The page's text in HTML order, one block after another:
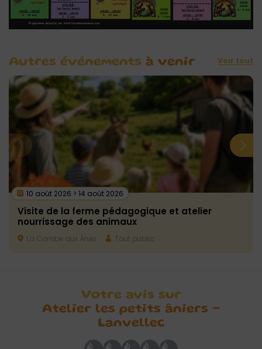
Autres événements à venir Voir tout
10 août 2026 > 14 août 2026
Visite de la ferme pédagogique et atelier
nourrissage des animaux
La Combe aux Ânes Tout public
Votre avis sur
Atelier les petits âniers –
Lanvellec